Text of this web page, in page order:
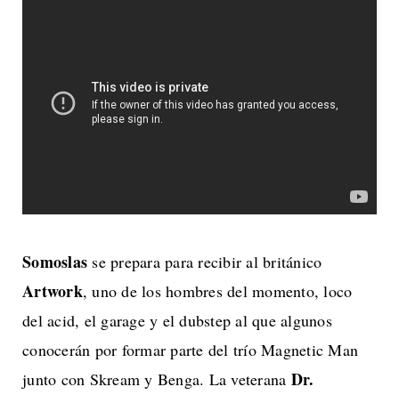
Somoslas se prepara para recibir al británico
Artwork, uno de los hombres del momento, loco
del acid, el garage y el dubstep al que algunos
conocerán por formar parte del trío Magnetic Man
junto con Skream y Benga. La veterana Dr.